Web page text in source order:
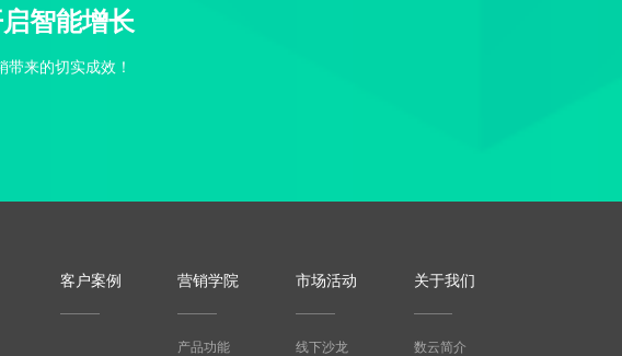
智能增长
来的切实成效！
客户案例 营销学院
产品功能
市场活动
线下沙龙
关于我们
数云简介